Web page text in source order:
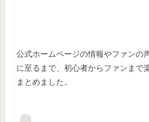
公式ホームページの情報やファンの
に至るまで、初心者からファンまで
まとめました。